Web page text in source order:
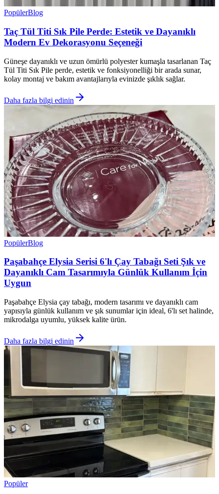
PopülerBlog
Taç Tül Titi Sık Pile Perde: Estetik ve Dayanıklı
Modern Ev Dekorasyonu Seçeneği
Güneşe dayanıklı ve uzun ömürlü polyester kumaşla tasarlanan Taç
Tül Titi Sık Pile perde, estetik ve fonksiyonelliği bir arada sunar,
kolay montaj ve bakım avantajlarıyla evinizde şıklık sağlar.
Daha fazla bilgi edinin
PopülerBlog
Paşabahçe Elysia Serisi 6'lı Çay Tabağı Seti Şık ve
Dayanıklı Cam Tasarımıyla Günlük Kullanım İçin
Uygun
Paşabahçe Elysia çay tabağı, modern tasarımı ve dayanıklı cam
yapısıyla günlük kullanım ve şık sunumlar için ideal, 6'lı set halinde,
mikrodalga uyumlu, yüksek kalite ürün.
Daha fazla bilgi edinin
Popüler